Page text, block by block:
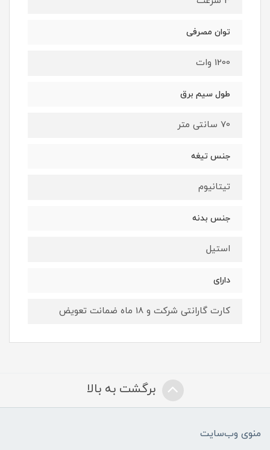
توان مصرفی
1200 وات
طول سیم برق
70 سانتی متر
جنس تیغه
تیتانیوم
جنس بدنه
استیل
دارای
کارت گارانتی شرکت و 18 ماه ضمانت تعویض
برگشت به بالا
منوی وب‌سایت